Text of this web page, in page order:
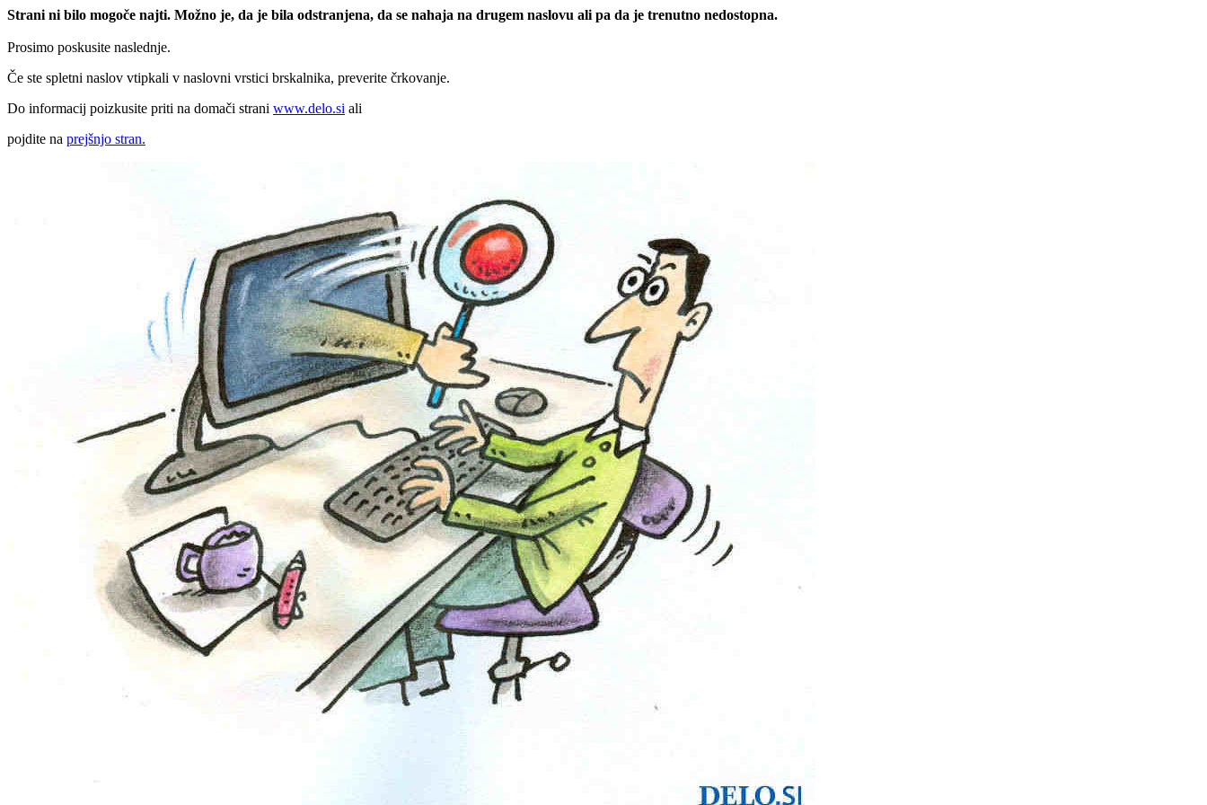
Strani ni bilo mogoče najti. Možno je, da je bila odstranjena, da se nahaja na drugem naslovu ali pa da je trenutno nedostopna.
Prosimo poskusite naslednje.
Če ste spletni naslov vtipkali v naslovni vrstici brskalnika, preverite črkovanje.
Do informacij poizkusite priti na domači strani www.delo.si ali
pojdite na prejšnjo stran.